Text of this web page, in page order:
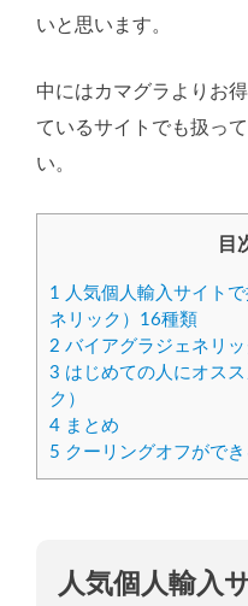
いと思います。
中にはカマグラよりお
ているサイトでも扱っ
い。
目
1
人気個人輸入サイト
ネリック）16種類
2 バイアグラジェネリ
3 はじめての人にオス
ク）
4 まとめ
5 クーリングオフができ
人気個人輸入